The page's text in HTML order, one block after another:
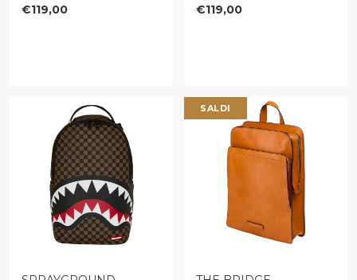
Prezzo regolare
€119,00
Check
Prezzo regolare
€119,00
SALDI